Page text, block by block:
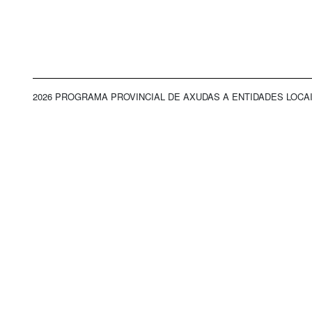
2026 PROGRAMA PROVINCIAL DE AXUDAS A ENTIDADES